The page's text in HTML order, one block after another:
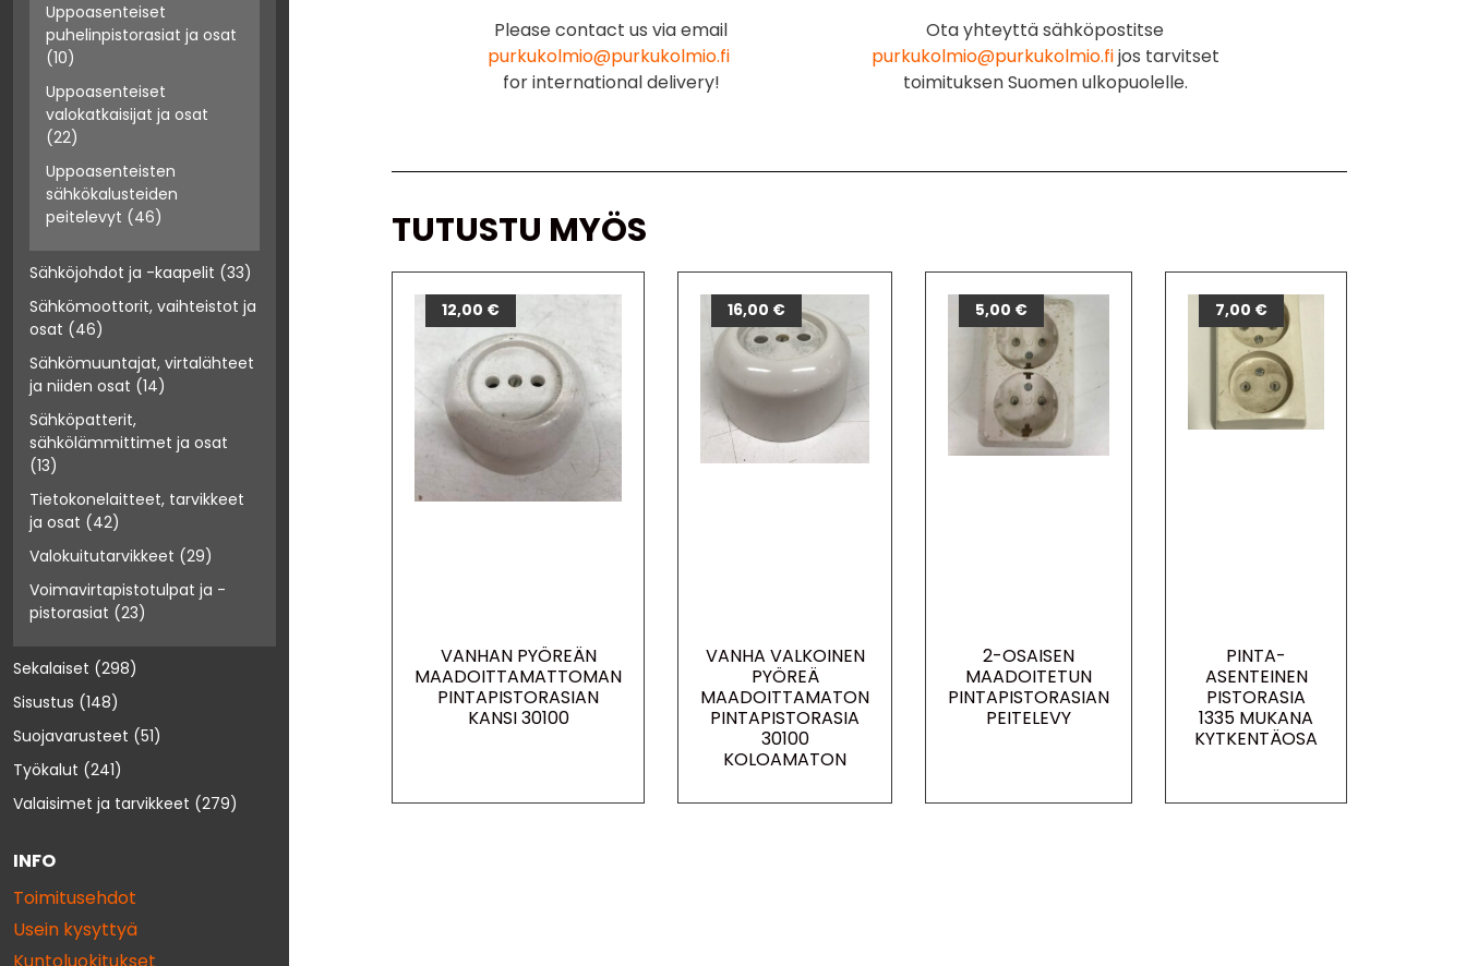
Uppoasenteiset
puhelinpistorasiat ja osat
(10)
Uppoasenteiset
valokatkaisijat ja osat
(22)
Uppoasenteisten
sähkökalusteiden
peitelevyt (46)
Sähköjohdot ja -kaapelit (33)
Sähkömoottorit, vaihteistot ja
osat (46)
Sähkömuuntajat, virtalähteet
ja niiden osat (14)
Sähköpatterit,
sähkölämmittimet ja osat
(13)
Tietokonelaitteet, tarvikkeet
ja osat (42)
Valokuitutarvikkeet (29)
Voimavirtapistotulpat ja -
pistorasiat (23)
Sekalaiset (298)
Sisustus (148)
Suojavarusteet (51)
Työkalut (241)
Valaisimet ja tarvikkeet (279)
INFO
Toimitusehdot
Usein kysyttyä
Please contact us via email
purkukolmio@purkukolmio.fi
for international delivery!
Ota yhteyttä sähköpostitse
purkukolmio@purkukolmio.fijos tarvitset
toimituksen Suomen ulkopuolelle.
TUTUSTU MYÖS
VANHAN PYÖREÄN
MAADOITTAMATTOMAN
PINTAPISTORASIAN
KANSI 30100
12,00 €
VANHA VALKOINEN
PYÖREÄ
MAADOITTAMATON
PINTAPISTORASIA
30100
KOLOAMATON
16,00 €
2-OSAISEN
MAADOITETUN
PINTAPISTORASIAN
PEITELEVY
5,00 €
PINTA-
ASENTEINEN
PISTORASIA
1335 MUKANA
KYTKENTÄOSA
7,00 €